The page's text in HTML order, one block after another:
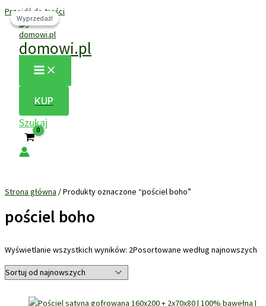
Przejdź do treści
domowi.pl
KUP
Szukaj
Strona główna / Produkty oznaczone “pościel boho”
pościel boho
Wyświetlanie wszystkich wyników: 2Posortowane według najnowszych
Wyprzedaż!
Wyprzedaż!